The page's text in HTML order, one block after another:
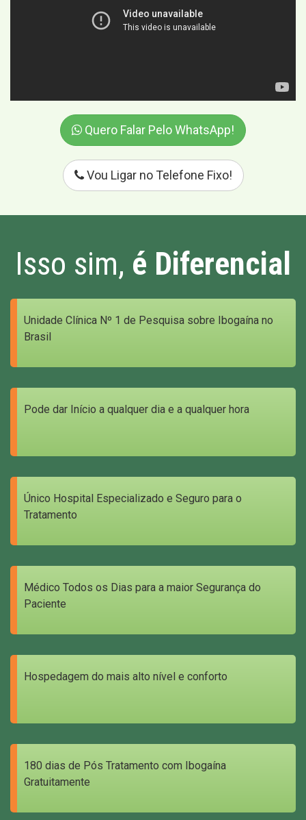
Quero Falar Pelo WhatsApp!
Vou Ligar no Telefone Fixo!
Isso sim, é Diferencial
Unidade Clínica Nº 1 de Pesquisa sobre Ibogaína no
Brasil
Pode dar Início a qualquer dia e a qualquer hora
Único Hospital Especializado e Seguro para o
Tratamento
Médico Todos os Dias para a maior Segurança do
Paciente
Hospedagem do mais alto nível e conforto
180 dias de Pós Tratamento com Ibogaína
Gratuitamente